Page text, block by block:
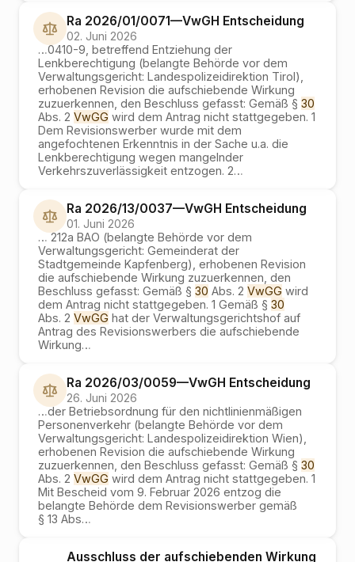
Ra 2026/01/0071—VwGH Entscheidung
02. Juni 2026
…0410-9, betreffend Entziehung der
Lenkberechtigung (belangte Behörde vor dem
Verwaltungsgericht: Landespolizeidirektion Tirol),
erhobenen Revision die aufschiebende Wirkung
zuzuerkennen, den Beschluss gefasst: Gemäß § 30
Abs. 2 VwGG wird dem Antrag nicht stattgegeben. 1
Dem Revisionswerber wurde mit dem
angefochtenen Erkenntnis in der Sache u.a. die
Lenkberechtigung wegen mangelnder
Verkehrszuverlässigkeit entzogen. 2…
Ra 2026/13/0037—VwGH Entscheidung
01. Juni 2026
…212a BAO (belangte Behörde vor dem
Verwaltungsgericht: Gemeinderat der
Stadtgemeinde Kapfenberg), erhobenen Revision
die aufschiebende Wirkung zuzuerkennen, den
Beschluss gefasst: Gemäß § 30 Abs. 2 VwGG wird
dem Antrag nicht stattgegeben. 1 Gemäß § 30
Abs. 2 VwGG hat der Verwaltungsgerichtshof auf
Antrag des Revisionswerbers die aufschiebende
Wirkung…
Ra 2026/03/0059—VwGH Entscheidung
26. Juni 2026
…der Betriebsordnung für den nichtlinienmäßigen
Personenverkehr (belangte Behörde vor dem
Verwaltungsgericht: Landespolizeidirektion Wien),
erhobenen Revision die aufschiebende Wirkung
zuzuerkennen, den Beschluss gefasst: Gemäß § 30
Abs. 2 VwGG wird dem Antrag nicht stattgegeben. 1
Mit Bescheid vom 9. Februar 2026 entzog die
belangte Behörde dem Revisionswerber gemäß
§ 13 Abs…
Ausschluss der aufschiebenden Wirkung